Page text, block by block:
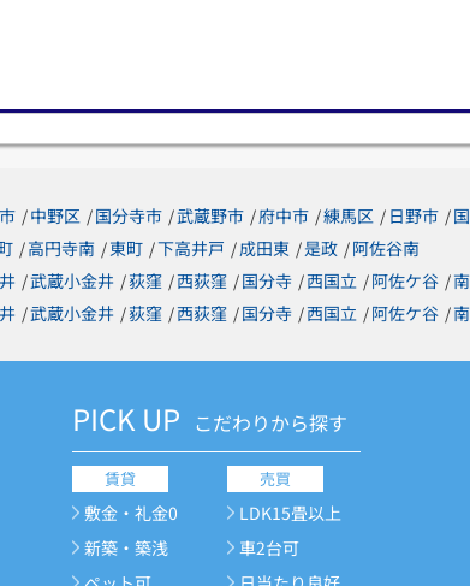
/中野区 /国分寺市 /武蔵野市 /府中市 /練馬区 / 日野市 /
/高円寺南 /東町 /下高井戸 /成田東 /是政 /阿佐谷南
/武蔵小金井 /荻窪 /西荻窪 /国分寺 /西国立 /阿佐ケ谷 /
/武蔵小金井 /荻窪 /西荻窪 /国分寺 /西国立 /阿佐ケ谷 /
PICK UP こだわりから探す
賃貸
敷金・礼金0
新築・築浅
売買
LDK15畳以上
車2台可